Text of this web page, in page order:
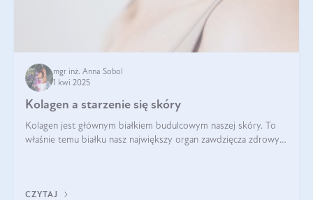
mgr inż. Anna Sobol
1 kwi 2025
Kolagen a starzenie się skóry
Kolagen jest głównym białkiem budulcowym naszej skóry. To
właśnie temu białku nasz największy organ zawdzięcza zdrowy
CZYTAJ